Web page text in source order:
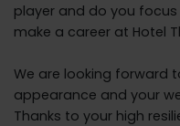
player and do you
make a career at Hotel
We are looking forward
appearance and your
Thanks to your high